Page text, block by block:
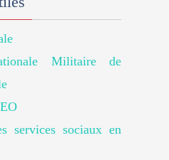
Militaire de
services sociaux en